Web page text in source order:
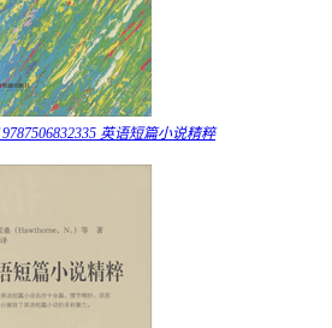
英语短篇小说精粹